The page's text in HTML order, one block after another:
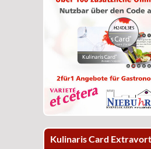
Kulinaris Card